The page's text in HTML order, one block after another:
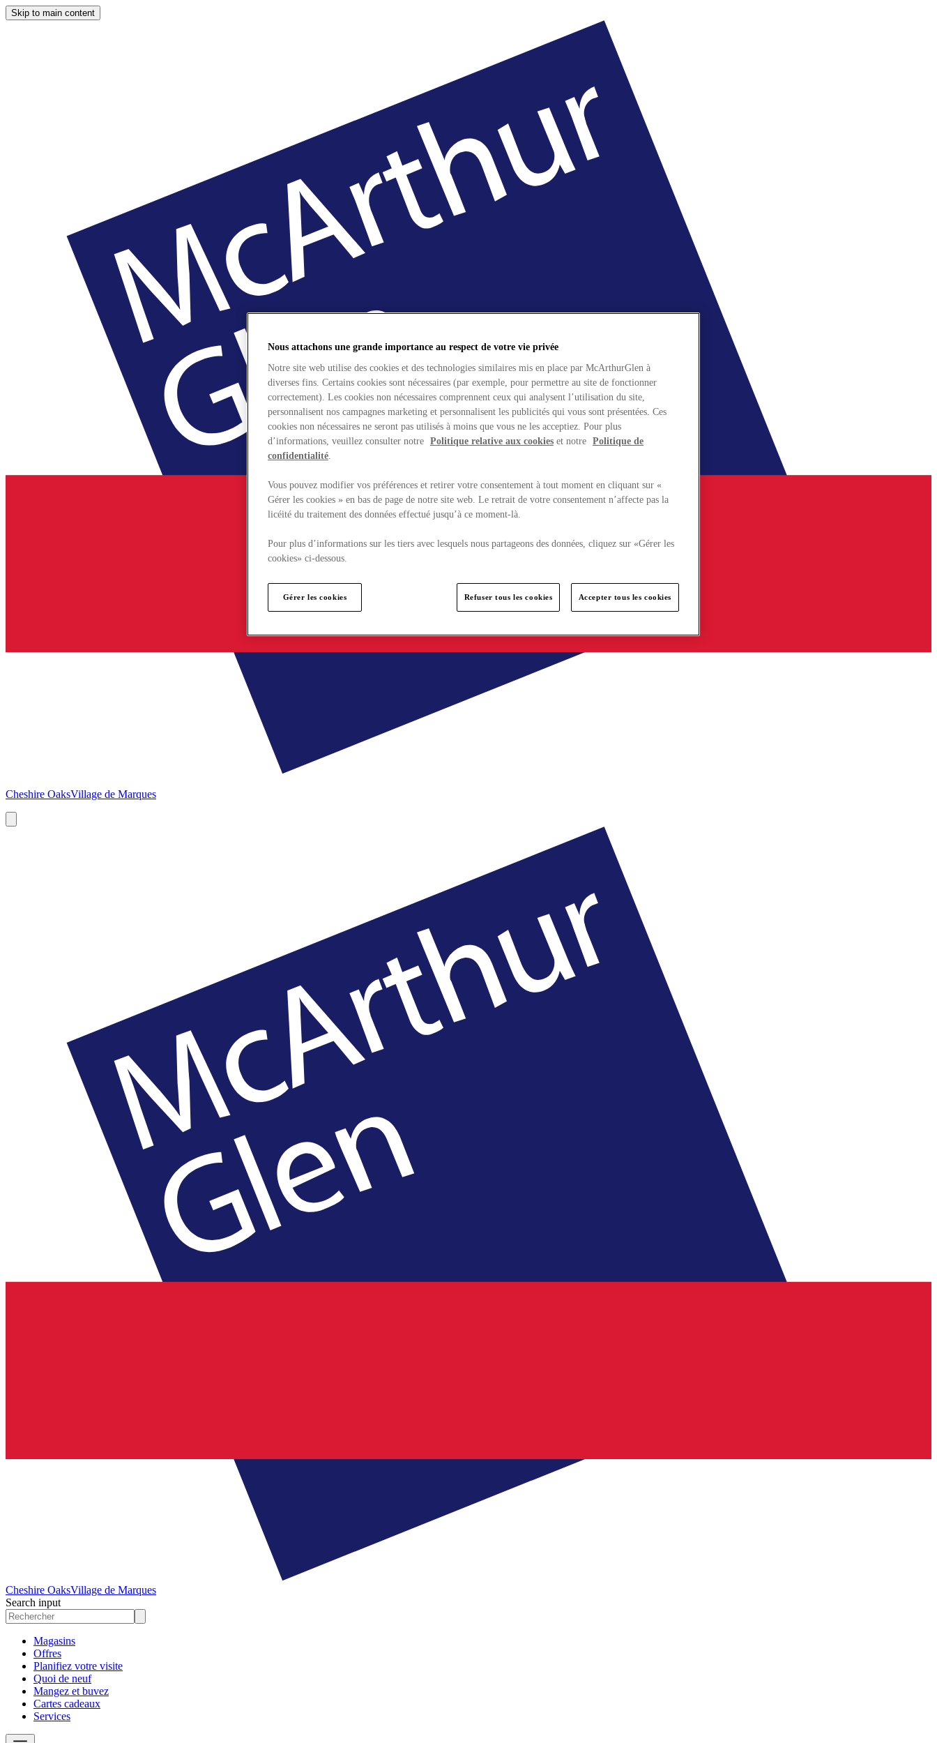
Skip to main content
Cheshire OaksVillage de Marques
Cheshire OaksVillage de Marques
Search input
Magasins
Offres
Planifiez votre visite
Quoi de neuf
Mangez et buvez
Cartes cadeaux
Services
Nous attachons une grande importance au respect de votre vie privée
Notre site web utilise des cookies et des technologies similaires mis en place par McArthurGlen à
diverses fins. Certains cookies sont nécessaires (par exemple, pour permettre au site de fonctionner
correctement). Les cookies non nécessaires comprennent ceux qui analysent l’utilisation du site,
personnalisent nos campagnes marketing et personnalisent les publicités qui vous sont présentées. Ces
cookies non nécessaires ne seront pas utilisés à moins que vous ne les acceptiez. Pour plus
d’informations, veuillez consulter notre Politique relative aux cookies et notre Politique de
confidentialité.
Vous pouvez modifier vos préférences et retirer votre consentement à tout moment en cliquant sur «
Gérer les cookies » en bas de page de notre site web. Le retrait de votre consentement n’affecte pas la
licéité du traitement des données effectué jusqu’à ce moment-là.
Pour plus d’informations sur les tiers avec lesquels nous partageons des données, cliquez sur «Gérer les
cookies» ci-dessous.
Gérer les cookies Refuser tous les cookies Accepter tous les cookies